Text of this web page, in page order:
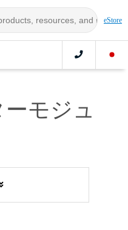
eStore
モジュ